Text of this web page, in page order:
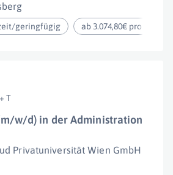
geringfügig ab 3.074,80€ pro Monat
T
w/d) in der Administration
Privatuniversität Wien GmbH